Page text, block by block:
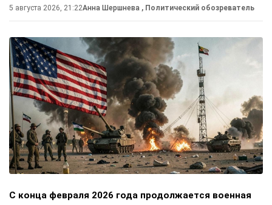
5 августа 2026, 21:22Анна Шершнева , Политический обозреватель
С конца февраля 2026 года продолжается военная